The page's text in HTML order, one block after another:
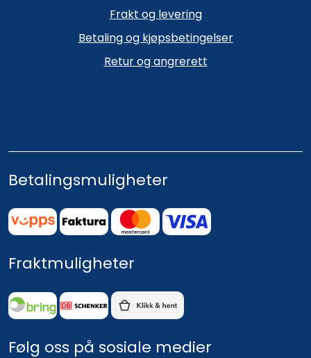
Betalingsmuligheter
Fraktmuligheter
Følg oss på sosiale medier
Frakt og levering
Betaling og kjøpsbetingelser
Retur og angrerett